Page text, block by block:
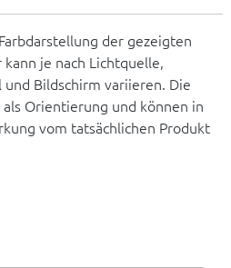
der gezeigten
je nach Lichtquelle,
und Bildschirm variieren. Die
Orientierung und können in
vom tatsächlichen Produkt